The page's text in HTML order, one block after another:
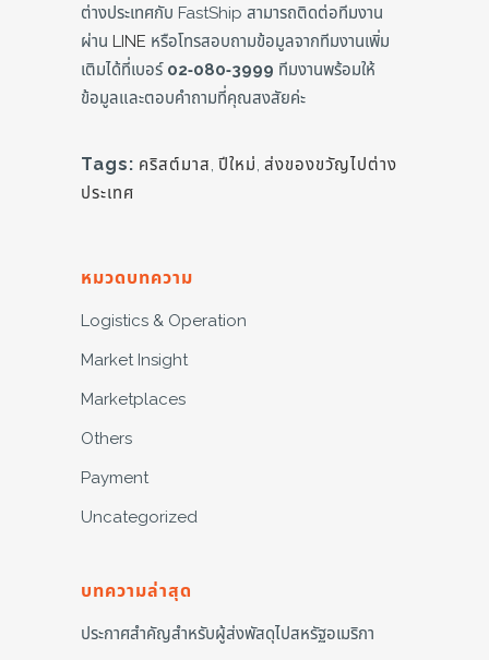
ต่างประเทศกับ FastShip สามารถติดต่อทีมงาน
ผ่าน LINE หรือโทรสอบถามข้อมูลจากทีมงานเพิ่ม
เติมได้ที่เบอร์02-080-3999 ทีมงานพร้อมให้
ข้อมูลและตอบคำถามที่คุณสงสัยค่ะ
Tags: คริสต์มาส, ปีใหม่, ส่งของขวัญไปต่าง
ประเทศ
หมวดบทความ
Logistics & Operation
Market Insight
Marketplaces
Others
Payment
Uncategorized
บทความล่าสุด
ประกาศสำคัญสำหรับผู้ส่งพัสดุไปสหรัฐอเมริกา